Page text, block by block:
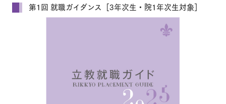
第1回 就職ガイダンス［3年次生・院1年次生対象］